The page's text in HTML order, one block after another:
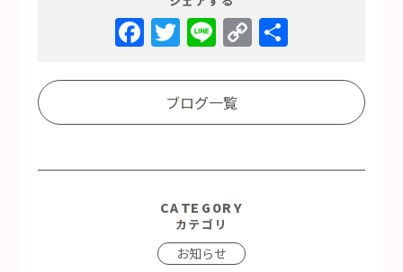
Facebook
Twitter
LineCopy
ブログ一覧
CATEGORY
カテゴリ
お知らせ